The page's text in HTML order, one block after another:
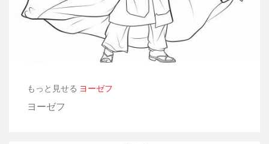
もっと見せる ヨーゼフ
ヨーゼフ